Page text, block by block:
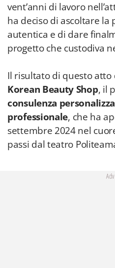
vent’anni di lavoro
ha deciso di ascoltare la
autentica e di dare
progetto che custodiva
Il risultato di questo atto
Korean Beauty Shop, il
consulenza
professionale, che ha
settembre 2024 nel
passi dal teatro
Adv